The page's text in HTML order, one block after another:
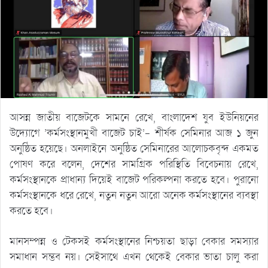
আসন্ন জাতীয় বাজেটকে সামনে রেখে, বাংলাদেশ যুব ইউনিয়নের
উদ্যোগে ’কর্মসংস্থানমুখী বাজেট চাই’- শীর্ষক সেমিনার আজ ১ জুন
অনুষ্ঠিত হয়েছে। অনলাইনে অনুষ্ঠিত সেমিনারের আলোচকবৃন্দ একমত
পোষণ করে বলেন, দেশের সামগ্রিক পরিস্থিতি বিবেচনায় রেখে,
কর্মসংস্থানকে প্রাধান্য দিয়েই বাজেট পরিকল্পনা করতে হবে। পুরানো
কর্মসংস্থানকে ধরে রেখে, নতুন নতুন আরো অনেক কর্মসংস্থানের ব্যবস্থা
করতে হবে।
মানসম্পন্ন ও টেকসই কর্মসংস্থানের নিশ্চয়তা ছাড়া বেকার সমস্যার
সমাধান সম্ভব নয়। সেইসাথে এখন থেকেই বেকার ভাতা চালু করা